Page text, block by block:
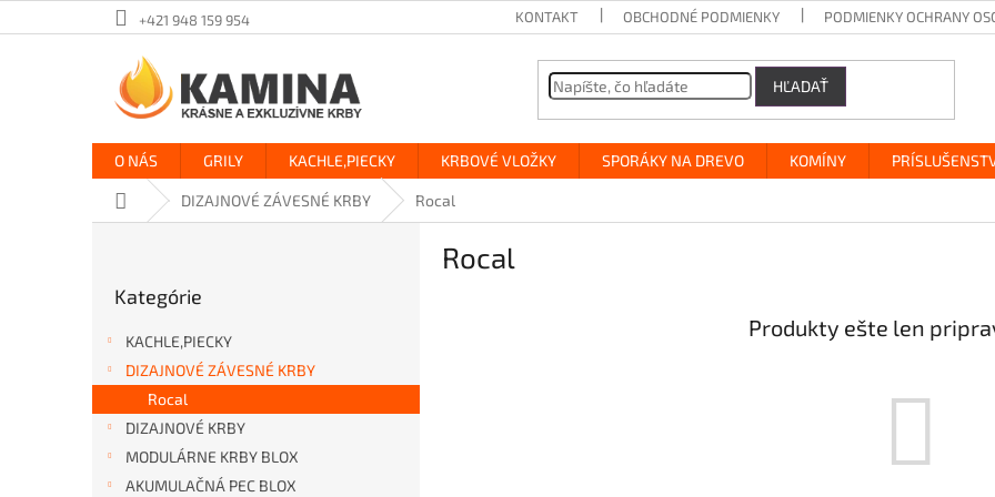
na
+421 948 159 954 KONTAKT OBCHODNÉ PODMIENKY PODMIENKY OCHRANY
HĽADAŤ
O NÁS GRILY KACHLE,PIECKY KRBOVÉ VLOŽKY SPORÁKY NA DREVO KOMÍNY
DomovDIZAJNOVÉ ZÁVESNÉ KRBY Rocal
a
kategórie
Kategórie
KACHLE,PIECKY
DIZAJNOVÉ ZÁVESNÉ KRBY
Rocal
DIZAJNOVÉ KRBY
MODULÁRNE KRBY BLOX
AKUMULAČNÁ PEC BLOX
Rocal
Produkty ešte len